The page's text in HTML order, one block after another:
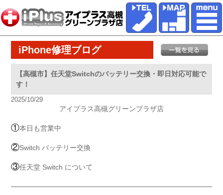
iPhone修理ブログ
【高槻市】任天堂Switchのバッテリー交換・即日対応可能で
す！
2025/10/29
アイプラス高槻グリーンプラザ店
①本日も営業中
②Switch バッテリー交換
③任天堂 Switch について